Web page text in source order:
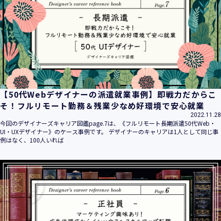
平成16年 2月 1日
平成21年 3月23日 改訂
平成23年 4月 1日 改訂
平成26年 9月10日 改訂
平成27年 6月24日 改訂
平成28年11月 1日 改訂
平成30年 7月 1日 改訂
令和6年 5月 1日 改訂
令和7年 2月17日 改訂
株式会社ユウクリ（以下「当社」といいます。）が取得する
個人情報とは、個人の識別に係る以下の情報をいいます。
カード情報、ログインID、パスワード、ニックネーム、IPア
ドレス等において、特定の個人を識別できる情報
（他の情報と照合することができ、それにより特定の個人を
識別することができることとなるものを含みます。）
・当社の運営・提供するサービス（以下総称して「当社サー
【50代Webデザイナーの派遣就業事例】即戦力だからこ
そ！フルリモート勤務＆残業少なめ好環境で安心就業
2022.11.28
今回のデザイナーズキャリア図鑑page.7は、《フルリモート長期派遣50代Web・
UI・UXデザイナー》のケース事例です。 デザイナーのキャリアは1人として同じ事
例はなく、100人いれば